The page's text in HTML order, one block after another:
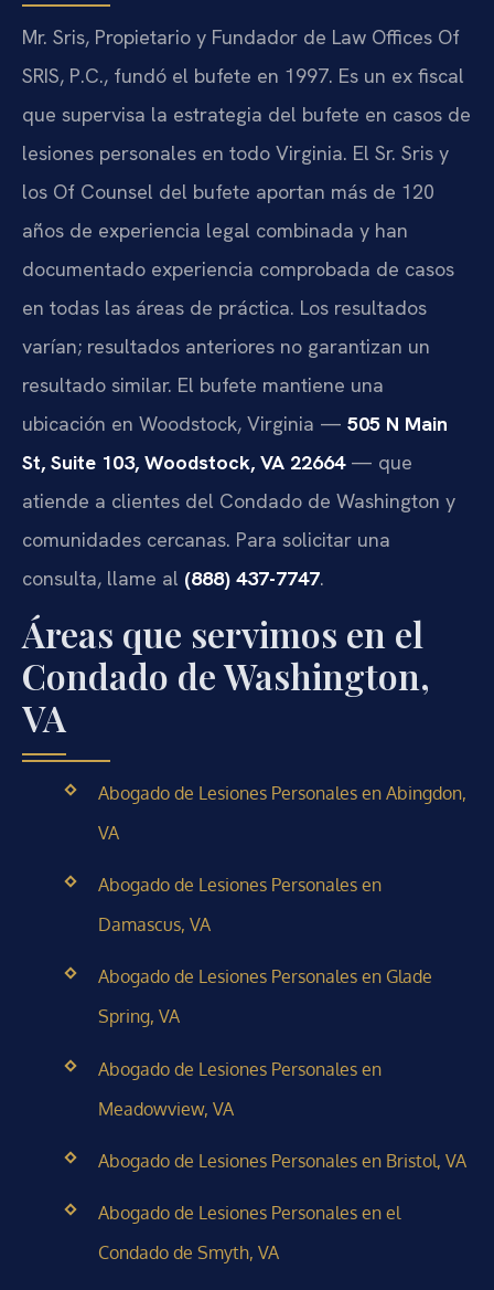
Mr. Sris, Propietario y Fundador de Law Offices Of
SRIS, P.C., fundó el bufete en 1997. Es un ex fiscal
que supervisa la estrategia del bufete en casos de
lesiones personales en todo Virginia. El Sr. Sris y
los Of Counsel del bufete aportan más de 120
años de experiencia legal combinada y han
documentado experiencia comprobada de casos
en todas las áreas de práctica. Los resultados
varían; resultados anteriores no garantizan un
resultado similar. El bufete mantiene una
ubicación en Woodstock, Virginia — 505 N Main
St, Suite 103, Woodstock, VA 22664— que
atiende a clientes del Condado de Washington y
comunidades cercanas. Para solicitar una
consulta, llame al (888) 437-7747.
Áreas que servimos en el
Condado de Washington,
VA
Abogado de Lesiones Personales en Abingdon,
VA
Abogado de Lesiones Personales en
Damascus, VA
Abogado de Lesiones Personales en Glade
Spring, VA
Abogado de Lesiones Personales en
Meadowview, VA
Abogado de Lesiones Personales en Bristol, VA
Abogado de Lesiones Personales en el
Condado de Smyth, VA